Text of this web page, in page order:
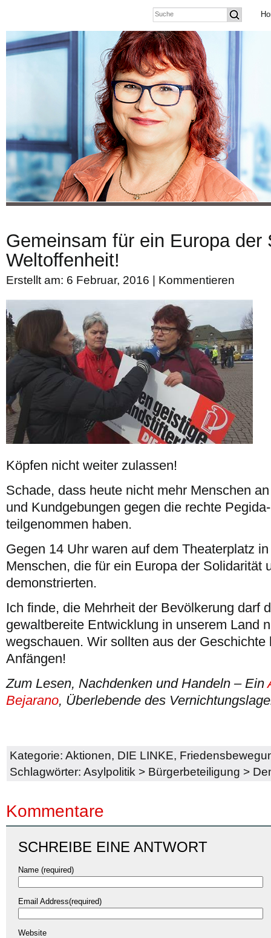
Gemeinsam für ein Europa der
Weltoffenheit!
Erstellt am: 6 Februar, 2016 | Kommentieren
Köpfen nicht weiter zulassen!
Schade, dass heute nicht mehr Menschen
und Kundgebungen gegen die rechte
teilgenommen haben.
Gegen 14 Uhr waren auf dem Theaterplatz
Menschen, die für ein Europa der Solidarität
demonstrierten.
Ich finde, die Mehrheit der Bevölkerung darf
gewaltbereite Entwicklung in unserem Land
wegschauen. Wir sollten aus der Geschichte
Anfängen!
Zum Lesen, Nachdenken und Handeln – Ein
Bejarano, Überlebende des
Kategorie: Aktionen, DIE LINKE,
Schlagwörter: Asylpolitik > Bürgerbeteiligung >
Kommentare
SCHREIBE EINE ANTWORT
Name (required)
Email Address(required)
Website